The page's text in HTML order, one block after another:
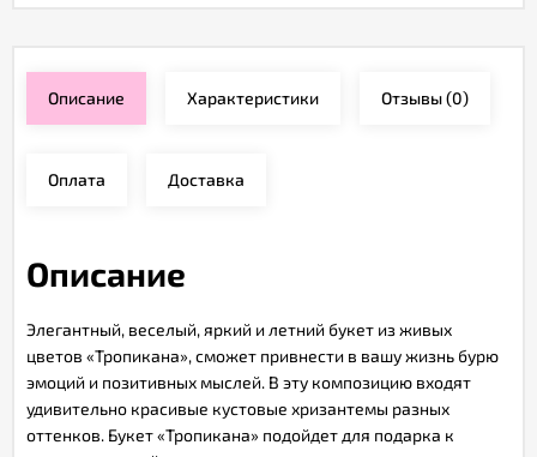
Описание Характеристики Отзывы(0)
Оплата Доставка
Описание
Элегантный, веселый, яркий и летний букет из живых
цветов «Тропикана», сможет привнести в вашу жизнь бурю
эмоций и позитивных мыслей. В эту композицию входят
удивительно красивые кустовые хризантемы разных
оттенков. Букет «Тропикана» подойдет для подарка к